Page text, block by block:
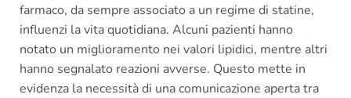
farmaco, da sempre associato a un regime di statine,
influenzi la vita quotidiana. Alcuni pazienti hanno
notato un miglioramento nei valori lipidici, mentre altri
hanno segnalato reazioni avverse. Questo mette in
evidenza la necessità di una comunicazione aperta tra